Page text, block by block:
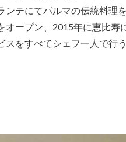
ンテにてパルマの伝統料理
オープン、2015年に恵⽐寿
スをすべてシェフ⼀⼈で⾏